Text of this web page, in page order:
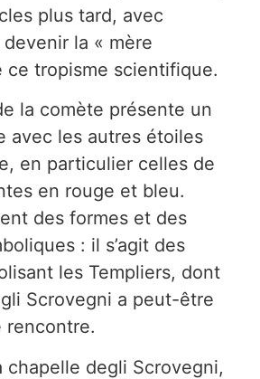
plus tard, avec
la « mère
ce tropisme scientifique.
la comète présente un
avec les autres étoiles
en particulier celles de
en rouge et bleu.
des formes et des
: il s’agit des
les Templiers, dont
Scrovegni a peut-être
rencontre.
chapelle degli Scrovegni,